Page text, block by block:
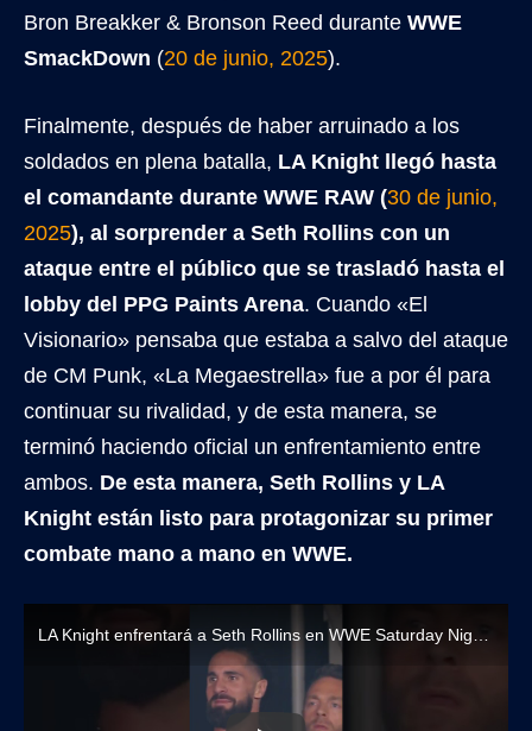
Bron Breakker & Bronson Reed durante WWE
SmackDown (20 de junio, 2025).
Finalmente, después de haber arruinado a los
soldados en plena batalla, LA Knight llegó hasta
el comandante durante WWE RAW (30 de junio,
2025), al sorprender a Seth Rollins con un
ataque entre el público que se trasladó hasta el
lobby del PPG Paints Arena. Cuando «El
Visionario» pensaba que estaba a salvo del ataque
de CM Punk, «La Megaestrella» fue a por él para
continuar su rivalidad, y de esta manera, se
terminó haciendo oficial un enfrentamiento entre
ambos. De esta manera, Seth Rollins y LA
Knight están listo para protagonizar su primer
combate mano a mano en WWE.